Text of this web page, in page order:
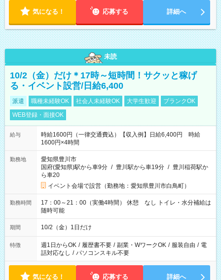
気になる！ 応募する 詳細へ
未読
10/2（金）だけ＊17時～短時間！サクッと稼げ
る・イベント設営/日給6,400
派遣 職種未経験OK 社会人未経験OK 大学生歓迎
ブランクOK
WEB登録・面接OK
給与
時給1600円（一律交通費込）【収入例】日給6,400円 時給
1600円×4時間
勤務地
愛知県豊川市
国府(愛知県)駅から車9分 / 豊川駅から車19分 / 豊川稲荷駅か
ら車20
イベント会場で設営（勤務地：愛知県豊川市白鳥町）
勤務時間
17：00～21：00（実働4時間） 休憩 なし トイレ・水分補給は
随時可能
期間 10/2（金）1日だけ
特徴 週1日からOK / 履歴書不要 / 副業・WワークOK / 服装自由 / 電
話対応なし / パソコンスキル不要
気になる！ 応募する 詳細へ